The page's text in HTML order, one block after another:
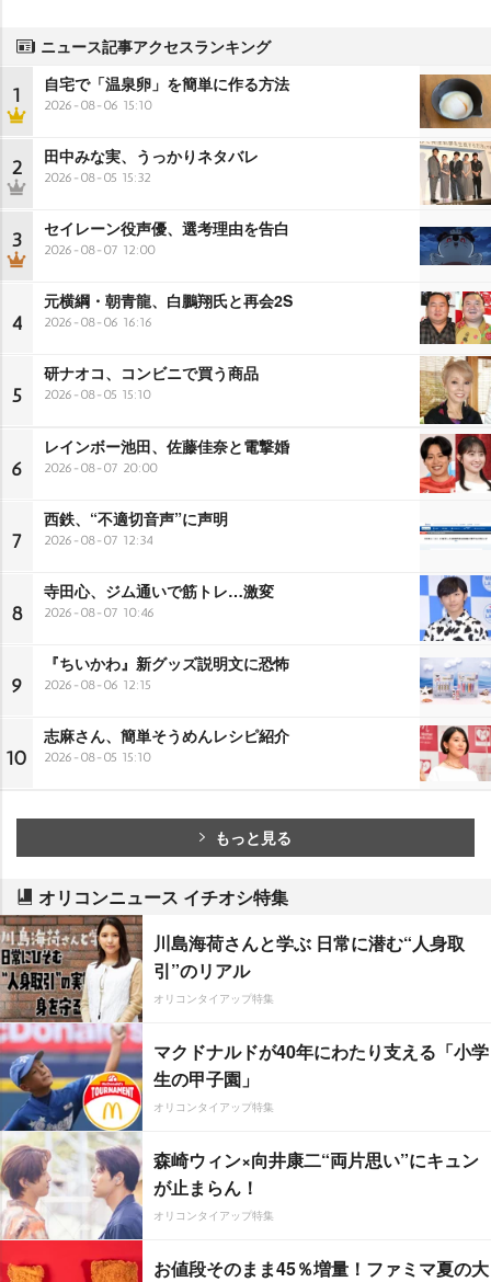
ニュース記事アクセスランキング
1 自宅で「温泉卵」を簡単に作る方法
2026-08-06 15:10
2 田中みな実、うっかりネタバレ
2026-08-05 15:32
3 セイレーン役声優、選考理由を告白
2026-08-07 12:00
4
元横綱・朝青龍、白鵬翔氏と再会2S
2026-08-06 16:16
5
研ナオコ、コンビニで買う商品
2026-08-05 15:10
6
レインボー池田、佐藤佳奈と電撃婚
2026-08-07 20:00
7
西鉄、“不適切音声”に声明
2026-08-07 12:34
8
寺田心、ジム通いで筋トレ…激変
2026-08-07 10:46
9
『ちいかわ』新グッズ説明文に恐怖
2026-08-06 12:15
10
志麻さん、簡単そうめんレシピ紹介
2026-08-05 15:10
もっと見る
オリコンニュース イチオシ特集
川島海荷さんと学ぶ 日常に潜む“人身取
引”のリアル
オリコンタイアップ特集
マクドナルドが40年にわたり支える「小学
生の甲子園」
オリコンタイアップ特集
森崎ウィン×向井康二“両片思い”にキュン
が止まらん！
オリコンタイアップ特集
お値段そのまま45％増量！ファミマ夏の大